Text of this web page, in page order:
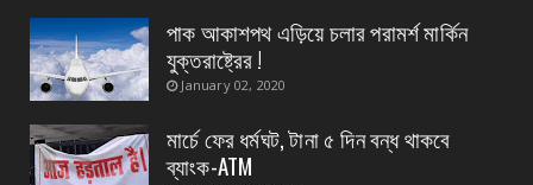
August 07, 2026
CONTACT
নৈপুর গ্রাম পঞ্চায়েতে বিজেপির নতুন বোর্ড গঠন, প্রধান
পদে মদ...
August 07, 2026
পাক আকাশপথ এড়িয়ে চলার পরামর্শ মার্কিন
যুক্তরাষ্ট্রের !
January 02, 2020
মার্চে ফের ধর্মঘট, টানা ৫ দিন বন্ধ থাকবে
ব্যাংক-ATM